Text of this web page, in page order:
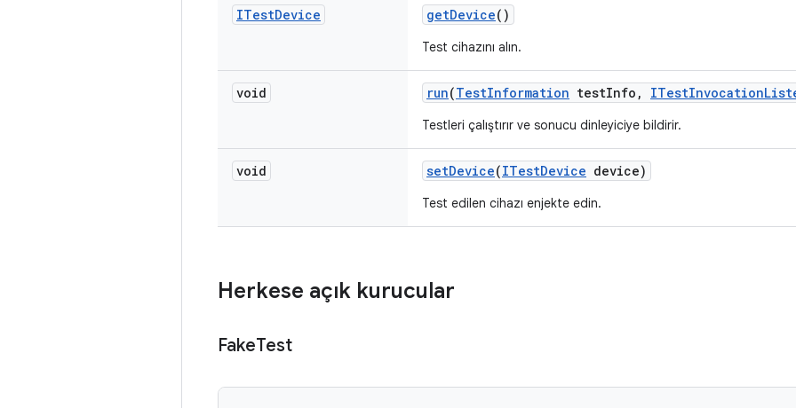
ITestDevice getDevice()
Test cihazını alın.
void run(TestInformation testInfo , ITestInvocation
Testleri çalıştırır ve sonucu dinleyiciye bildirir.
void setDevice(ITestDevice device)
Test edilen cihazı enjekte edin.
Herkese açık kurucular
FakeTest